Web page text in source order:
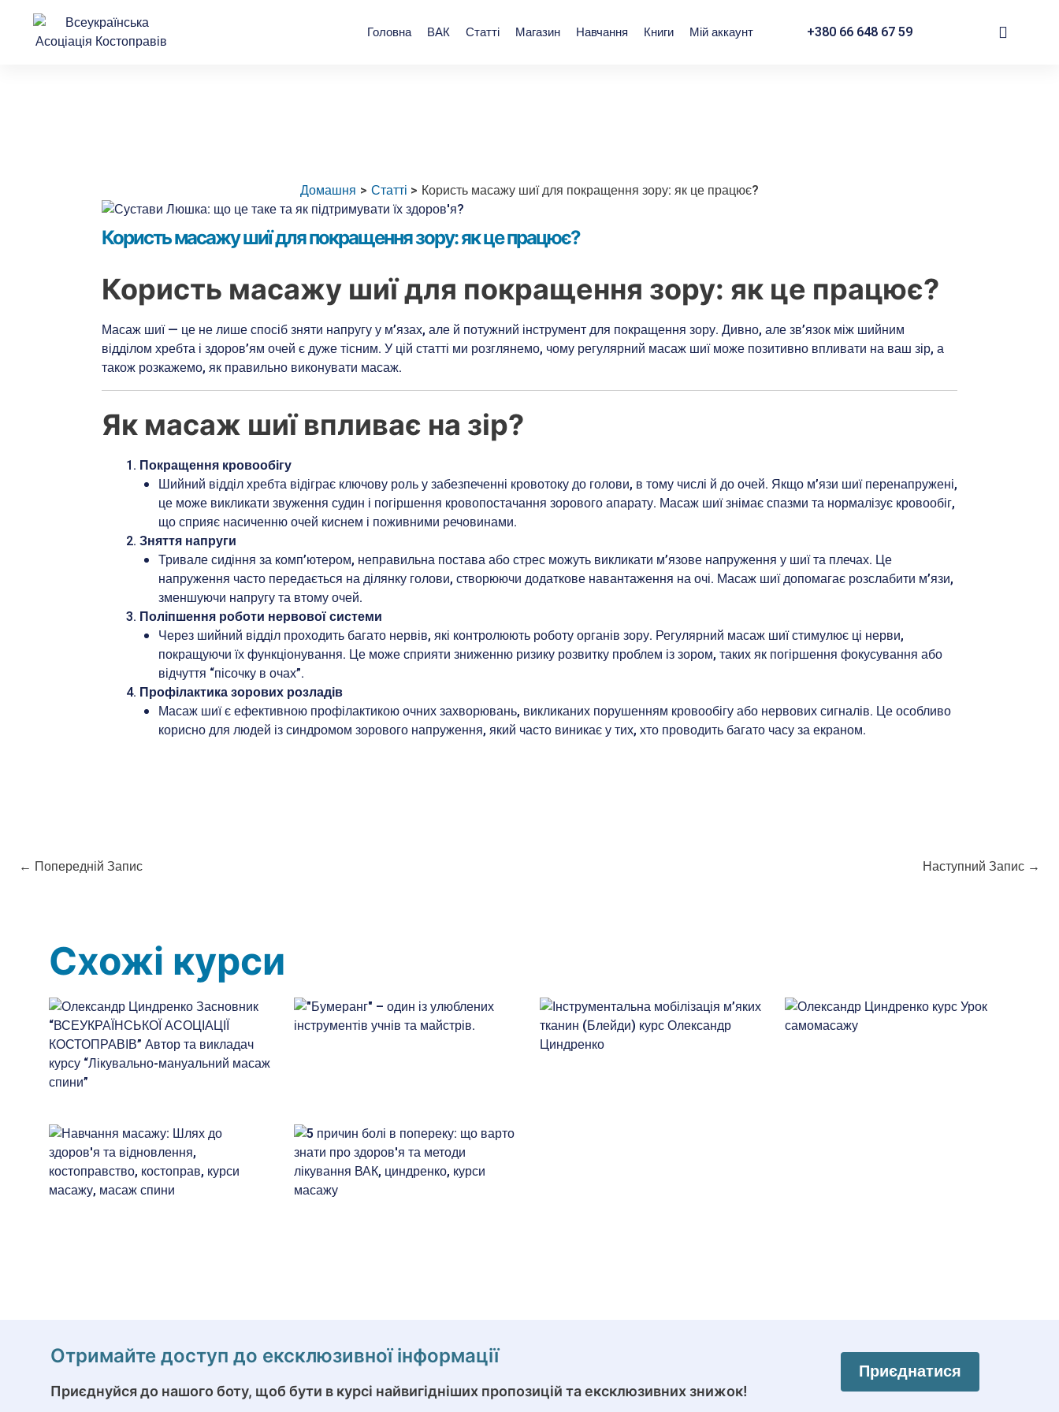
Перейти
вмісту
Головна ВАК Статті Магазин Навчання Книги Мій аккаунт +380 66 648 67 59 Cart
Домашня Статті Користь масажу шиї для покращення зору: як це працює?
Користь масажу шиї для покращення зору: як це працює?
Користь масажу шиї для покращення зору: як це працює?
Масаж шиї — це не лише спосіб зняти напругу у м’язах, але й потужний інструмент для покращення зору. Дивно, але зв’язок між шийним
відділом хребта і здоров’ям очей є дуже тісним. У цій статті ми розглянемо, чому регулярний масаж шиї може позитивно впливати на ваш зір, а
також розкажемо, як правильно виконувати масаж.
Як масаж шиї впливає на зір?
Покращення кровообігу
Шийний відділ хребта відіграє ключову роль у забезпеченні кровотоку до голови, в тому числі й до очей. Якщо м’язи шиї перенапружені,
це може викликати звуження судин і погіршення кровопостачання зорового апарату. Масаж шиї знімає спазми та нормалізує кровообіг,
що сприяє насиченню очей киснем і поживними речовинами.
Зняття напруги
Тривале сидіння за комп’ютером, неправильна постава або стрес можуть викликати м’язове напруження у шиї та плечах. Це
напруження часто передається на ділянку голови, створюючи додаткове навантаження на очі. Масаж шиї допомагає розслабити м’язи,
зменшуючи напругу та втому очей.
Поліпшення роботи нервової системи
Через шийний відділ проходить багато нервів, які контролюють роботу органів зору. Регулярний масаж шиї стимулює ці нерви,
покращуючи їх функціонування. Це може сприяти зниженню ризику розвитку проблем із зором, таких як погіршення фокусування або
відчуття “пісочку в очах”.
Профілактика зорових розладів
Масаж шиї є ефективною профілактикою очних захворювань, викликаних порушенням кровообігу або нервових сигналів. Це особливо
корисно для людей із синдромом зорового напруження, який часто виникає у тих, хто проводить багато часу за екраном.
Навігація
запису
← Попередній Запис Наступний Запис →
Схожі курси
Отримайте доступ до ексклюзивної інформації
Приєднуйся до нашого боту, щоб бути в курсі найвигідніших пропозицій та ексклюзивних знижок!
Приєднатися